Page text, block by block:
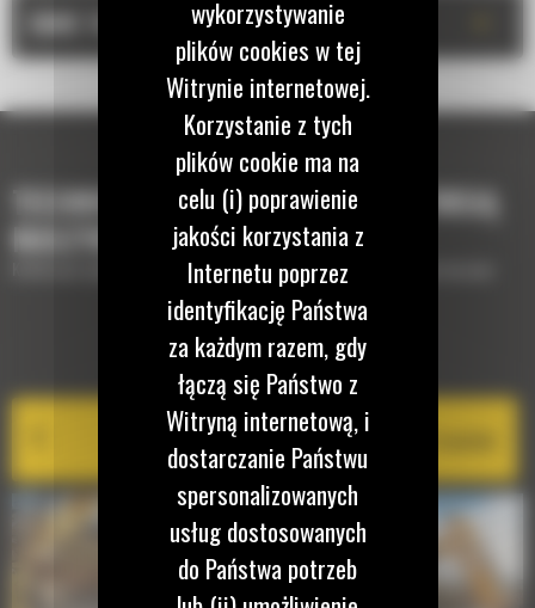
DANE TECHNICZNE
TECHNOLOGIE, KTÓRE UZUPEŁNIĄ TWOJĄ
MASZYNĘ
Krótki opis wyposażenia lub technologii potrzebnych do uzupełnienia maszyny
EQUIPMENT MANAGEMENT
Cat PL161 Attachment Locator
wykorzystywanie
plików cookies w tej
Witrynie internetowej.
Korzystanie z tych
plików cookie ma na
celu (i) poprawienie
jakości korzystania z
Internetu poprzez
identyfikację Państwa
za każdym razem, gdy
łączą się Państwo z
Witryną internetową, i
dostarczanie Państwu
spersonalizowanych
usług dostosowanych
do Państwa potrzeb